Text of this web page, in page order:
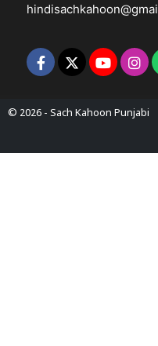
© 2026 - Sach Kahoon Punjabi